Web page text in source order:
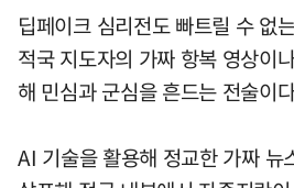
딥페이크 심리전도 빠트릴 수 없
적국 지도자의 가짜 항복 영상이
해 민심과 군심을 흔드는 전술이
AI 기술을 활용해 정교한 가짜 뉴